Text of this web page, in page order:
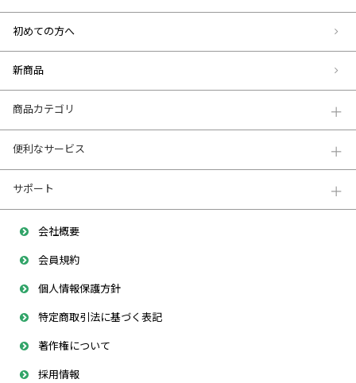
初めての方へ
新商品
商品カテゴリ
便利なサービス
サポート
会社概要
会員規約
個人情報保護方針
特定商取引法に基づく表記
著作権について
採用情報